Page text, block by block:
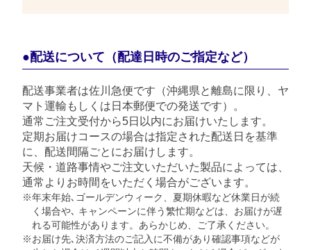
●配送について（配達日時のご指定など）
配送事業者は佐川急便です（沖縄県と離島に限り、ヤ
マト運輸もしくは日本郵便での発送です）。
通常ご注文受付から5日以内にお届けいたします。
定期お届けコースの場合は指定された配送日を基準
に、配送間隔ごとにお届けします。
天候・道路事情やご注文いただいた製品によっては、
通常よりお時間をいただく場合がございます。
※年末年始､ゴールデンウィーク、夏期休暇など休業日が続
く場合や､ キャンペーンに伴う繁忙期などは、お届けが遅
れる可能性があります。あらかじめ、ご了承ください。
※お届け先､決済方法のご記入に不備があり確認事項などが